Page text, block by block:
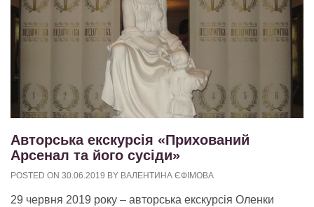
Авторська екскурсія «Прихований
Арсенал та його сусіди»
POSTED ON 30.06.2019 BY ВАЛЕНТИНА ЄФІМОВА
29 червня 2019 року – авторська екскурсія Оленки